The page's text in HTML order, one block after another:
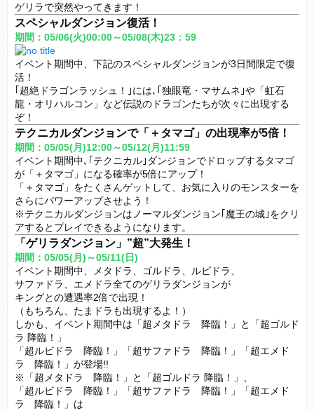
ゲリラで突然やってきます！
スペシャルダンジョン復活！
期間：05/06(火)00:00～05/08(木)23：59
イベント期間中、下記のスペシャルダンジョンが3日間限定で復
活！
｢超絶ドラゴンラッシュ！｣には､｢独眼竜・マサムネ｣や「虹石
龍・オリハルコン」など伝説のドラゴンたちが次々に出現する
ぞ！
テクニカルダンジョンで「＋タマゴ」の出現率が5倍！
期間：05/05(月)12:00～05/12(月)11:59
イベント期間中､｢テクニカル｣ダンジョンでドロップするタマゴ
が「＋タマゴ」になる確率が5倍にアップ！
「＋タマゴ」をたくさんゲットして、お気に入りのモンスターを
さらにパワーアップさせよう！
※テクニカルダンジョンはノーマルダンジョン｢魔王の城｣をクリ
アするとプレイできるようになります。
「ゲリラダンジョン」”超”大発生！
期間：05/05(月)～05/11(日)
イベント期間中、メタドラ、ゴルドラ、ルビドラ、
サファドラ、エメドラ全てのゲリラダンジョンが
キングとの遭遇率2倍で出現！
（もちろん、たまドラも出現するよ！）
しかも、イベント期間中は「超メタドラ 降臨！」と「超ゴルド
ラ 降臨！」
「超ルビドラ 降臨！」「超サファドラ 降臨！」「超エメド
ラ 降臨！」が登場!!
※「超メタドラ 降臨！」と「超ゴルドラ 降臨！」、
「超ルビドラ 降臨！」「超サファドラ 降臨！」「超エメド
ラ 降臨！」は